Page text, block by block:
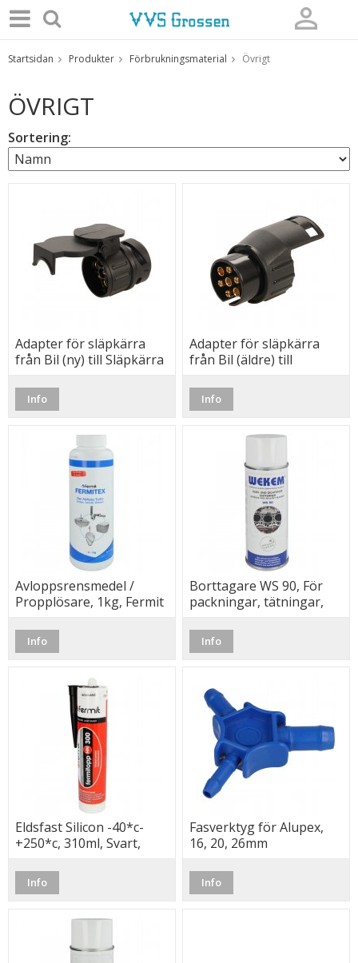
Startsidan Produkter Förbrukningsmaterial Övrigt
ÖVRIGT
Sortering:
Adapter för släpkärra
från Bil (ny) till Släpkärra
Info
Adapter för släpkärra
från Bil (äldre) till
Info
Avloppsrensmedel /
Propplösare, 1kg, Fermit
Info
Borttagare WS 90, För
packningar, tätningar,
Info
Eldsfast Silicon -40*c-
+250*c, 310ml, Svart,
Info
Fasverktyg för Alupex,
16, 20, 26mm
Info